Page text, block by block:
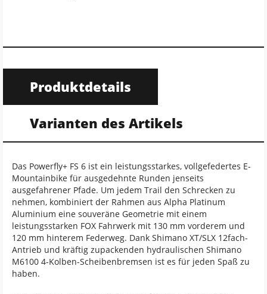
Produktdetails
Varianten des Artikels
Das Powerfly+ FS 6 ist ein leistungsstarkes, vollgefedertes E-
Mountainbike für ausgedehnte Runden jenseits
ausgefahrener Pfade. Um jedem Trail den Schrecken zu
nehmen, kombiniert der Rahmen aus Alpha Platinum
Aluminium eine souveräne Geometrie mit einem
leistungsstarken FOX Fahrwerk mit 130 mm vorderem und
120 mm hinterem Federweg. Dank Shimano XT/SLX 12fach-
Antrieb und kräftig zupackenden hydraulischen Shimano
M6100 4-Kolben-Scheibenbremsen ist es für jeden Spaß zu
haben.